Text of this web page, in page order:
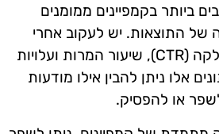
ביותר בקמפיינים ממומנים
של התוצאות. יש לעקוב אחרי
נתונים כמו שיעור הקלקה (CTR), שיעור המרות ועלויות
אלו ניתן להבין אילו מודעות
או להפסיק.